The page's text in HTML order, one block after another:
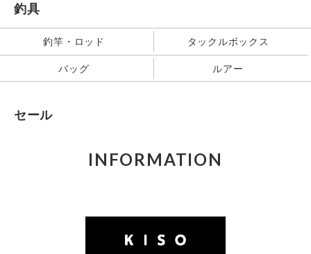
釣具
釣竿・ロッド タックルボックス
バッグ ルアー
セール
INFORMATION